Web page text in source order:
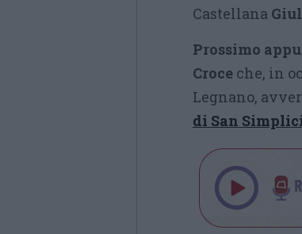
Castellana
Prossimo
Croce che, in
Legnano,
di San